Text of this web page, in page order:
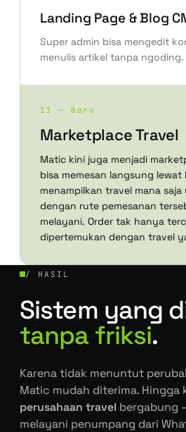
Landing Page & Blog
Super admin bisa mengedit
menulis artikel tanpa ngoding.
11 — Baru
Marketplace Travel
Matic kini juga menjadi
bisa memesan langsung lewat
menampilkan travel mana saja
dengan rute pemesanan
melayani. Order tak hanya
dipertemukan dengan travel
/ HASIL
Sistem yang
tanpa friksi.
Karena tidak menuntut
Matic mudah diterima. Hingga
perusahaan travel bergabung
melayani penumpang dari